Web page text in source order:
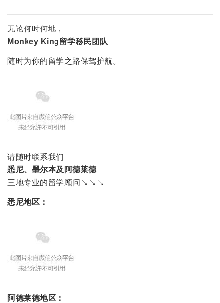
无论何时何地，
Monkey King留学移民团队
随时为你的留学之路保驾护航。
请随时联系我们
悉尼、墨尔本及阿德莱德
三地专业的留学顾问↘↘↘
悉尼地区：
阿德莱德地区：